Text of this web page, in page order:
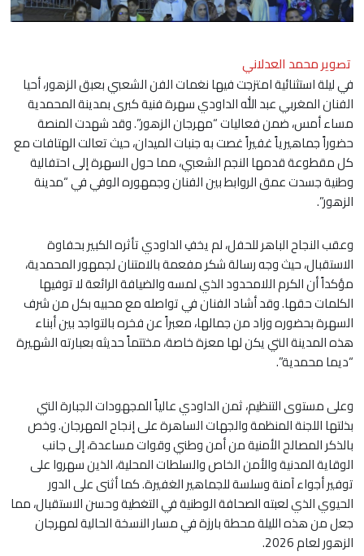
تصوير محمد العدلاني
في ليلة استثنائية امتزجت فيها نغمات الفن الشعبي بعبق الزهور، أحيا
الفنان المغربي عبد الله الداودي سهرة فنية كبرى بمدينة المحمدية
مساء أمس، ضمن فعاليات “مهرجان الزهور”. وقد شهدت المنصة
حضوراً جماهيرياً غفيراً غصت به جنبات الميدان، حيث تعالت الهتافات مع
كل مقطوعة قدمها النجم الشعبي، مما حول السهرة إلى احتفالية
وطنية جسدت عمق الروابط بين الفنان وجمهوره الوفي في “مدينة
الزهور”.
وعقب النجاح الباهر للحفل، لم يخفِ الداودي تأثره الكبير بحفاوة
الاستقبال، حيث وجه رسالة شكر مفعمة بالامتنان لجمهور المحمدية،
مؤكداً أن الكرم اللامحدود الذي لمسه والضيافة الرائعة لا توفيها
الكلمات حقها. وقد أشاد الفنان في تواصله مع محبيه بكل من شرف
السهرة بحضوره وزاد من جمالها، معبراً عن فخره بالتواجد بين أبناء
هذه المدينة التي يكن لها معزة خاصة، مختتماً حديثه بعبارته الشهيرة
“ديما محمدية”.
وعلى مستوى التنظيم، ثمن الداودي عالياً المجهودات الجبارة التي
بذلتها اللجنة المنظمة والجهات الساهرة على إنجاح المهرجان. وخص
بالذكر المصالح الأمنية من أمن وطني وقوات مساعدة، إلى جانب
الوقاية المدنية والأمن الخاص والسلطات المحلية، الذين سهروا على
توفير أجواء آمنة وسلسة للجماهير الغفيرة. كما أثنى على الدور
الحيوي الذي لعبته الصحافة الوطنية في التغطية وحسن الاستقبال، مما
جعل من هذه الليلة محطة بارزة في مسار النسخة الحالية لمهرجان
الزهور لعام 2026.